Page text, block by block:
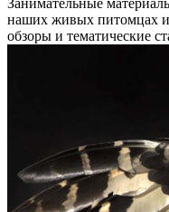
Занимательные
наших живых питомцах и
обзоры и тематические